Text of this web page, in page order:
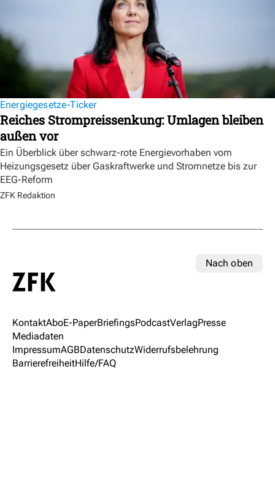
Energiegesetze-Ticker
Reiches Strompreissenkung: Umlagen bleiben
außen vor
Ein Überblick über schwarz-rote Energievorhaben vom
Heizungsgesetz über Gaskraftwerke und Stromnetze bis zur
EEG-Reform
ZFK Redaktion
Nach oben
KontaktAboE-PaperBriefingsPodcastVerlagPresse
Mediadaten
ImpressumAGBDatenschutzWiderrufsbelehrung
BarrierefreiheitHilfe/FAQ